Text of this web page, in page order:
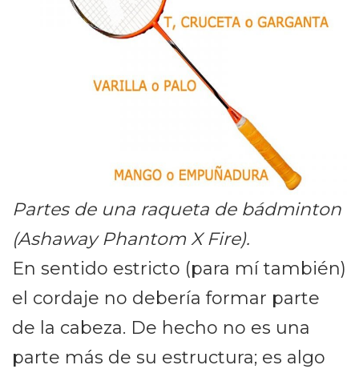
Partes de una raqueta de bádminton
(Ashaway Phantom X Fire).
En sentido estricto (para mí también)
el cordaje no debería formar parte
de la cabeza. De hecho no es una
parte más de su estructura; es algo